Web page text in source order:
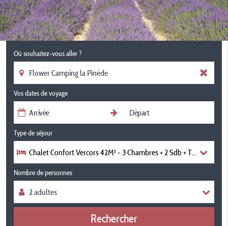
Où souhaitez-vous aller ?
Vos dates de voyage
Type de séjour
Chalet Confort Vercors 42M² - 3 Chambres + 2 Sdb + Terrasse
Nombre de personnes
Rechercher